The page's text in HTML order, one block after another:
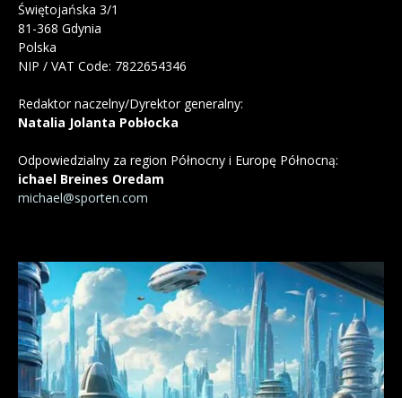
Świętojańska 3/1
81-368 Gdynia
Polska
NIP / VAT Code: 7822654346
Redaktor naczelny/Dyrektor generalny:
Natalia Jolanta Pobłocka
Odpowiedzialny za region Północny i Europę Północną:
ichael Breines Oredam
michael@sporten.com